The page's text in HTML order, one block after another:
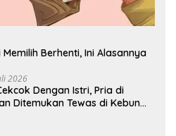
Memilih Berhenti, Ini Alasannya
2026
Dengan Istri, Pria di
Ditemukan Tewas di Kebun